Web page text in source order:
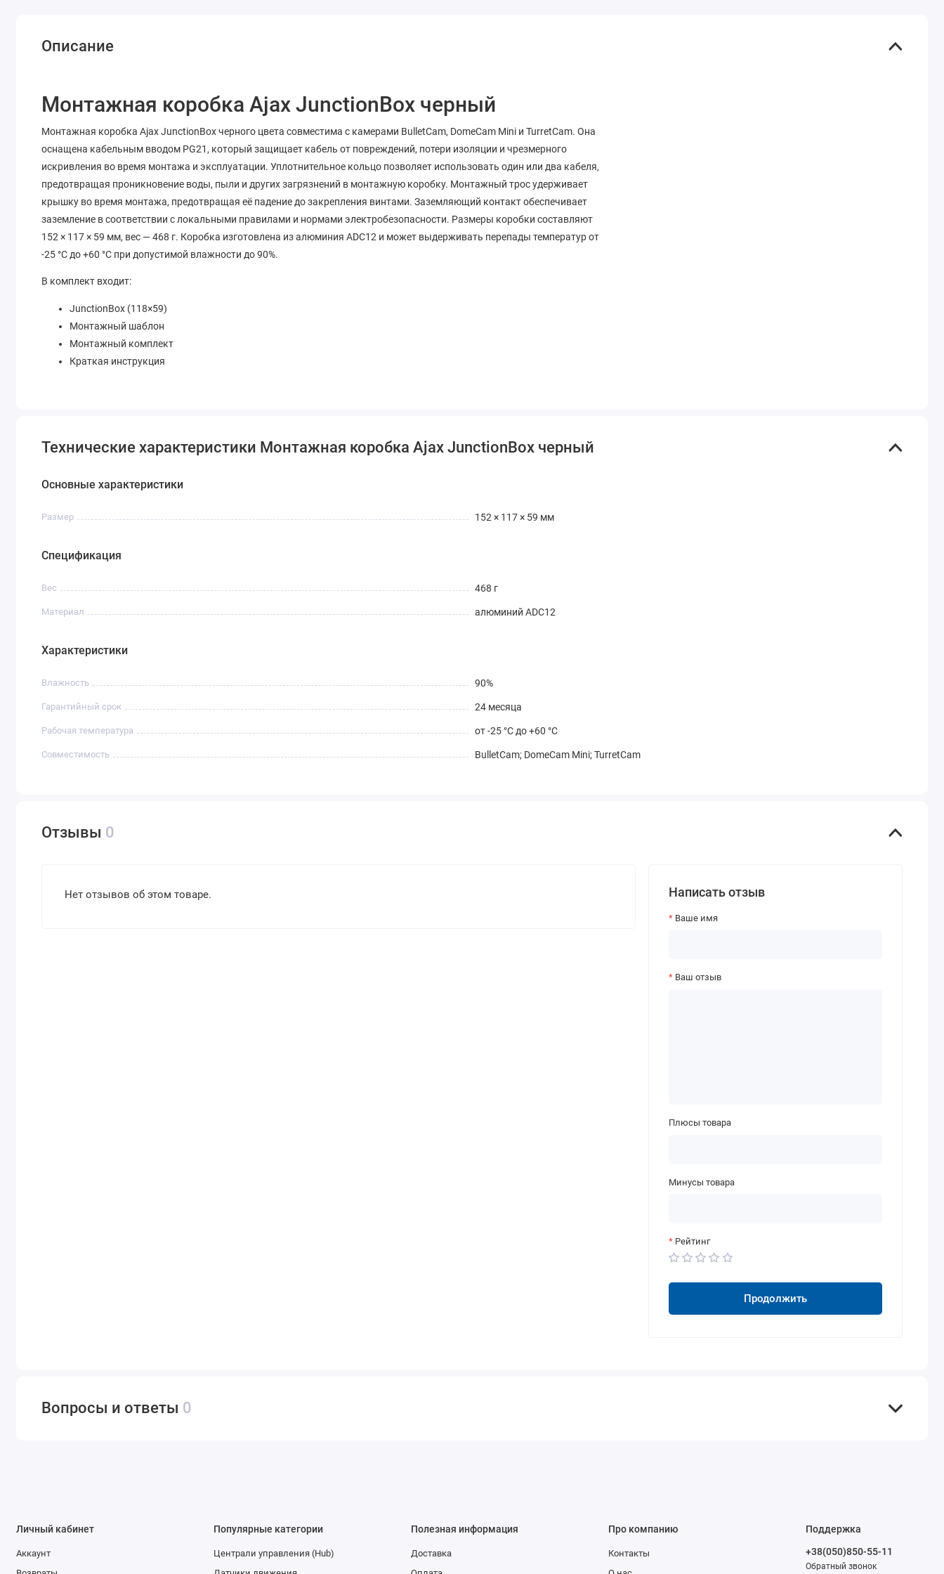
Описание
Монтажная коробка Ajax JunctionBox черный
Монтажная коробка Ajax JunctionBox черного цвета совместима с камерами BulletCam, DomeCam Mini и TurretCam. Она
оснащена кабельным вводом PG21, который защищает кабель от повреждений, потери изоляции и чрезмерного
искривления во время монтажа и эксплуатации. Уплотнительное кольцо позволяет использовать один или два кабеля,
предотвращая проникновение воды, пыли и других загрязнений в монтажную коробку. Монтажный трос удерживает
крышку во время монтажа, предотвращая её падение до закрепления винтами. Заземляющий контакт обеспечивает
заземление в соответствии с локальными правилами и нормами электробезопасности. Размеры коробки составляют
152 × 117 × 59 мм, вес — 468 г. Коробка изготовлена из алюминия ADC12 и может выдерживать перепады температур от
-25 °C до +60 °C при допустимой влажности до 90%.
В комплект входит:
JunctionBox (118×59)
Монтажный шаблон
Монтажный комплект
Краткая инструкция
Технические характеристики Монтажная коробка Ajax JunctionBox черный
Основные характеристики
Размер 152 × 117 × 59 мм
Спецификация
Вес 468 г
Материал алюминий ADC12
Характеристики
Влажность 90%
Гарантийный срок 24 месяца
Рабочая температура от -25 °C до +60 °C
Совместимость BulletCam; DomeCam Mini; TurretCam
Отзывы 0
Нет отзывов об этом товаре. Написать отзыв
Ваше имя
Ваш отзыв
Плюсы товара
Минусы товара
Рейтинг
Продолжить
Вопросы и ответы 0
Личный кабинет
Аккаунт
Популярные категории
Централи управления (Hub)
Полезная информация
Доставка
Про компанию
Контакты
Поддержка
+38(050)850-55-11
Обратный звонок